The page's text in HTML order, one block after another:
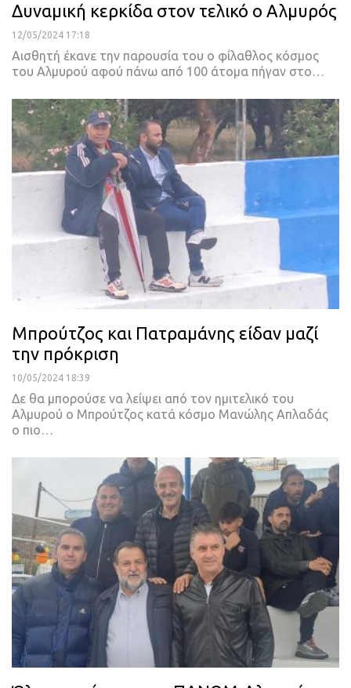
Δυναμική κερκίδα στον τελικό ο Αλμυρός
12/05/2024 17:18
Αισθητή έκανε την παρουσία του ο φίλαθλος κόσμος
του Αλμυρού αφού πάνω από 100 άτομα πήγαν στο…
Μπρούτζος και Πατραμάνης είδαν μαζί
την πρόκριση
10/05/2024 18:39
Δε θα μπορούσε να λείψει από τον ημιτελικό του
Αλμυρού ο Μπρούτζος κατά κόσμο Μανώλης Απλαδάς
ο πιο…